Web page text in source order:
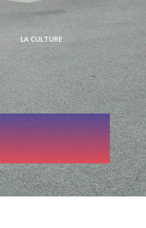
LA CULTURE